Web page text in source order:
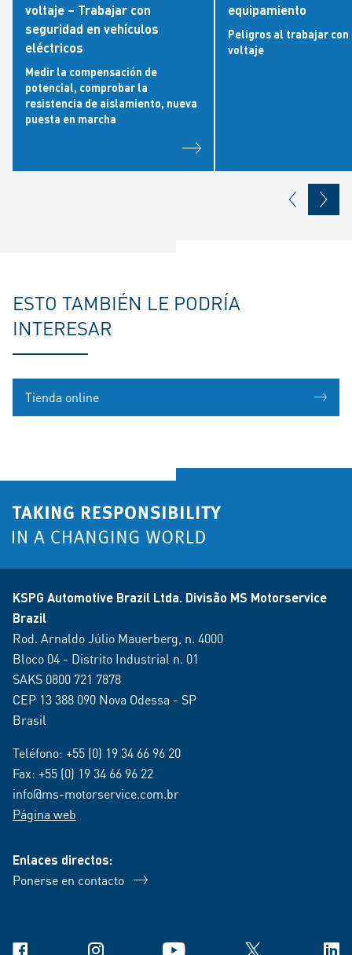
voltaje – Trabajar con
seguridad en vehículos
eléctricos
Medir la compensación de
potencial, comprobar la
resistencia de aislamiento, nueva
puesta en marcha
equipamiento
Peligros al trabajar
voltaje
ESTO TAMBIÉN LE PODRÍA
INTERESAR
Tienda online
KSPG Automotive Brazil Ltda. Divisão MS Motorservice
Brazil
Rod. Arnaldo Júlio Mauerberg, n. 4000
Bloco 04 - Distrito Industrial n. 01
SAKS 0800 721 7878
CEP 13 388 090 Nova Odessa - SP
Brasil
Teléfono: +55 (0) 19 34 66 96 20
Fax: +55 (0) 19 34 66 96 22
info@ms-motorservice.com.br
Página web
Enlaces directos:
Ponerse en contacto
Facebook Instagram YouTube X